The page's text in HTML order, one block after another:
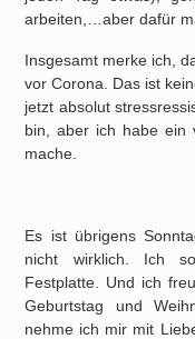
arbeiten,…aber dafür
Insgesamt merke ich,
vor Corona. Das ist
jetzt absolut
bin, aber ich habe ein
mache.
Es ist übrigens
nicht wirklich. Ich
Festplatte. Und ich
Geburtstag und
nehme ich mir mit